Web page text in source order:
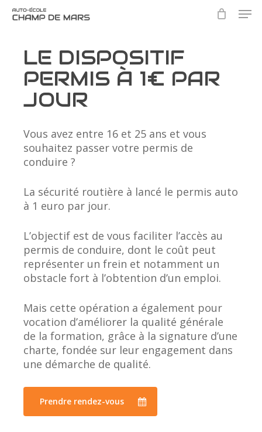
Skip
contentLE DISPOSITIF
PERMIS À 1€ PAR
JOUR
Vous avez entre 16 et 25 ans et vous
souhaitez passer votre permis de
conduire ?
La sécurité routière à lancé le permis auto
à 1 euro par jour.
L’objectif est de vous faciliter l’accès au
permis de conduire, dont le coût peut
représenter un frein et notamment un
obstacle fort à l’obtention d’un emploi.
Mais cette opération a également pour
vocation d’améliorer la qualité générale
de la formation, grâce à la signature d’une
charte, fondée sur leur engagement dans
une démarche de qualité.
Prendre rendez-vous